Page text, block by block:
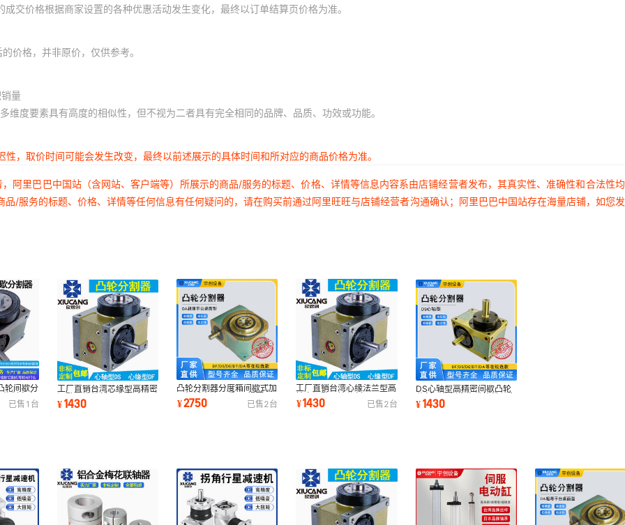
交价格根据商家设置的各种优惠活动发生变化，最终以订单结算页价格为准。
价格，并非原价，仅供参考。
量
度要素具有高度的相似性，但不视为二者具有完全相同的品牌、品质、功效或功能。
，取价时间可能会发生改变，最终以前述展示的具体时间和所对应的商品价格为准。
阿里巴巴中国站（含网站、客户端等）所展示的商品/服务的标题、价格、详情等信息内容系由店铺经营者发布，其真实性、准确性和合法性
/服务的标题、价格、详情等任何信息有任何疑问的，请在购买前通过阿里旺旺与店铺经营者沟通确认；阿里巴巴中国站存在海量店铺，如您
轮间歇分
已售 1 台
工厂直销台湾芯缘型高精密
间歇凸轮分割器自电动
DS/F110分度头
¥1430
凸轮分割器分度箱间歇式加
工机械高速品质DA超薄平
台桌面型批发价
¥2750 已售2台
工厂直销台湾心缘法兰型高
精密间歇凸轮分割器DS80
电动旋转分度盘
¥1430 已售2台
DS心轴型高精密间歇凸轮
分割器分割盘电动旋转平台
工厂直销台湾
¥1430